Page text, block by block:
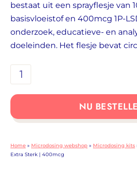
bestaat uit een sprayflesje van
basisvloeistof en 400mcg 1P-
onderzoek, educatieve- en
doeleinden. Het flesje bevat
1P-
LSD
Microdosing
Extra
|
NU
Home » Microdosing webshop » Microdosing kits
Extra Sterk | 400mcg